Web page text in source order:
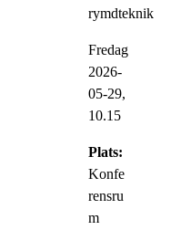
rymdteknik
Fredag
2026-
05-29,
10.15
Plats:
Konfe
rensru
m